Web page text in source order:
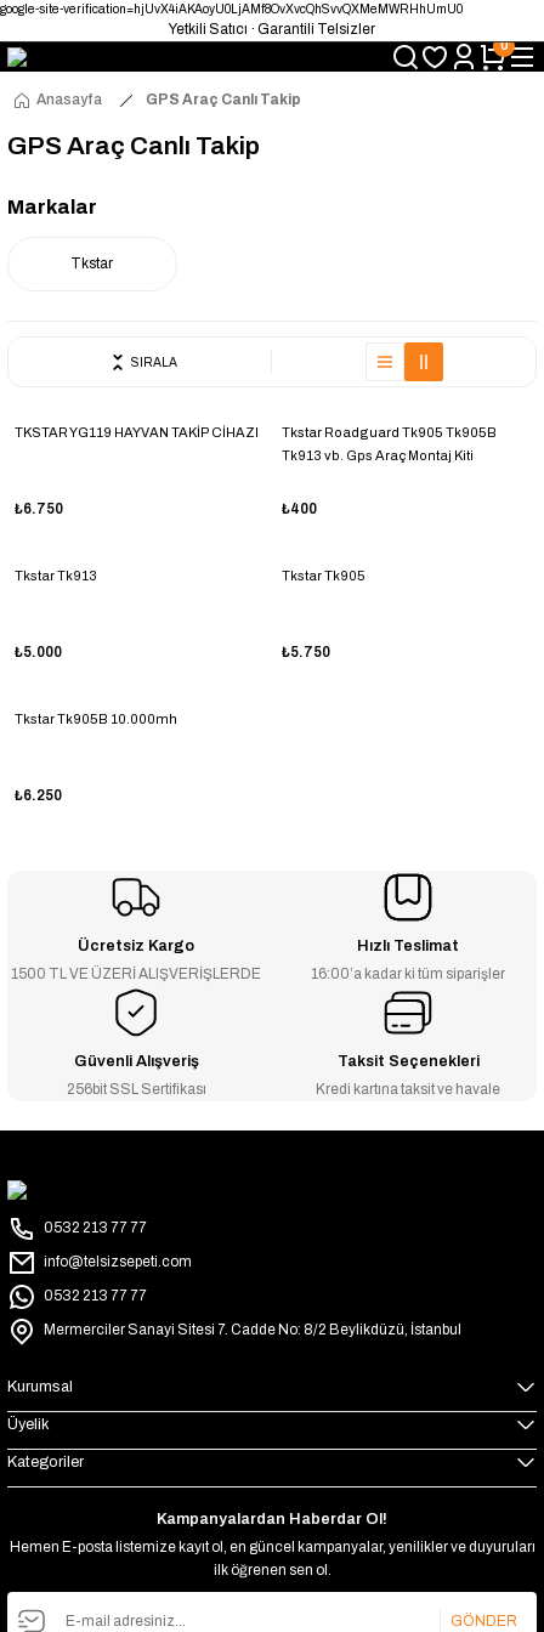
google-site-verification=hjUvX4iAKAoyU0LjAMf8OvXvcQhSvvQXMeMWRHhUmU0
Yetkili Satıcı · Garantili Telsizler
Uygun Fiyat · Hızlı Teslimat
Türkiye’nin Telsiz Merkezi
0
Anasayfa GPS Araç Canlı Takip
GPS Araç Canlı Takip
Markalar
Tkstar
SIRALA
TKSTAR YG119 HAYVAN TAKİP CİHAZI
₺6.750
Tkstar Roadguard Tk905 Tk905B
Tk913 vb. Gps Araç Montaj Kiti
₺400
Tkstar Tk913
₺5.000
Tkstar Tk905
₺5.750
Tkstar Tk905B 10.000mh
₺6.250
Ücretsiz Kargo
1500 TL VE ÜZERİ ALIŞVERİŞLERDE
Hızlı Teslimat
16:00’a kadar ki tüm siparişler
Güvenli Alışveriş
256bit SSL Sertifikası
Taksit Seçenekleri
Kredi kartına taksit ve havale
0532 213 77 77
info@telsizsepeti.com
0532 213 77 77
Mermerciler Sanayi Sitesi 7. Cadde No: 8/2 Beylikdüzü, İstanbul
Kurumsal
Üyelik
Kategoriler
Kampanyalardan Haberdar Ol!
Hemen E-posta listemize kayıt ol, en güncel kampanyalar, yenilikler ve duyuruları
ilk öğrenen sen ol.
GÖNDER